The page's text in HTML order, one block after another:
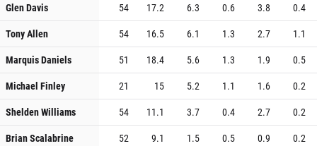
Glen Davis
54 17.2 6.3 0.6 3.8
0.4
Tony Allen
54 16.5 6.1 1.3 2.7
1.1
Marquis Daniels
51 18.4 5.6 1.3 1.9
0.5
Michael Finley
21 15 5.2 1.1 1.6
0.2
Shelden Williams
54 11.1 3.7 0.4 2.7
0.2
Brian Scalabrine
52 9.1 1.5 0.5 0.9
0.2